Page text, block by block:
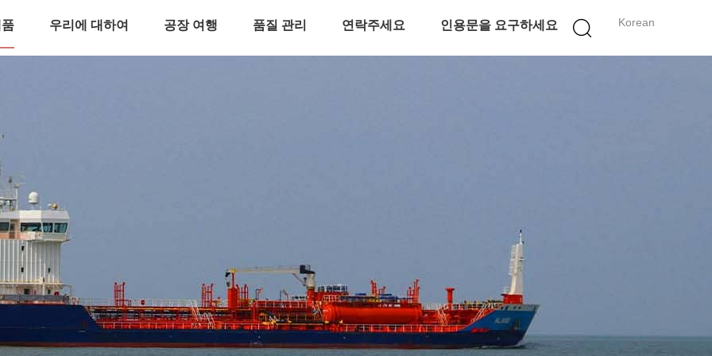
Korean
우리에 대하여 공장 여행 품질 관리 연락주세요 인용문을 요구하세요